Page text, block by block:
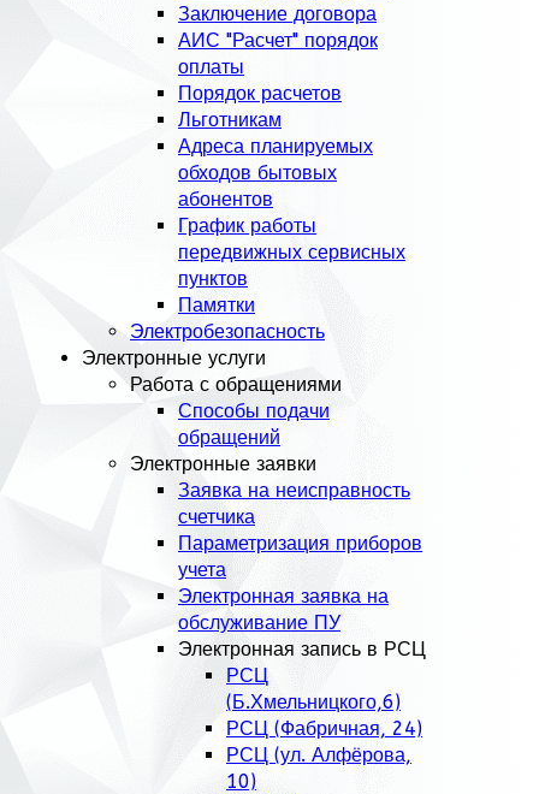
Заключение договора
АИС "Расчет" порядок
оплаты
Порядок расчетов
Льготникам
Адреса планируемых
обходов бытовых
абонентов
График работы
передвижных сервисных
пунктов
Памятки
Электробезопасность
Электронные услуги
Работа с обращениями
Способы подачи
обращений
Электронные заявки
Заявка на неисправность
счетчика
Параметризация приборов
учета
Электронная заявка на
обслуживание ПУ
Электронная запись в РСЦ
РСЦ
(Б.Хмельницкого,6)
РСЦ (Фабричная, 24)
РСЦ (ул. Алфёрова,
10)